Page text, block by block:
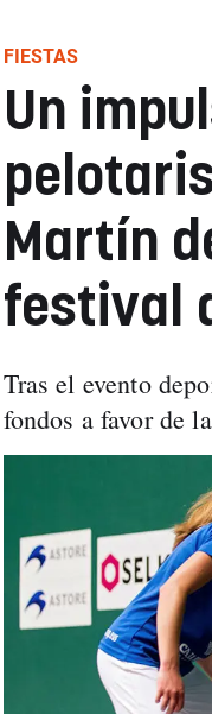
FIESTAS
Un
Martín
festival
Tras el evento
fondos a favor de